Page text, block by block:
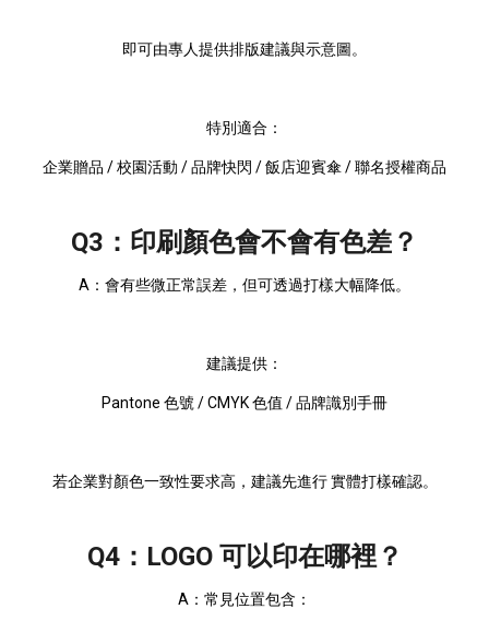
即可由專人提供排版建議與示意圖。
特別適合：
企業贈品 / 校園活動 / 品牌快閃 / 飯店迎賓傘 / 聯名授權商品
Q3：印刷顏色會不會有色差？
A：會有些微正常誤差，但可透過打樣大幅降低。
建議提供：
Pantone 色號 / CMYK 色值 / 品牌識別手冊
若企業對顏色一致性要求高，建議先進行 實體打樣確認。
Q4：LOGO 可以印在哪裡？
A：常見位置包含：